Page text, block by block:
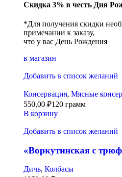
Скидка 3% в честь Дня
*Для получения скидки
примечании к заказу,
что у вас День Рождения
в магазин
Добавить в список желаний
Консервация, Мясные
550,00 ₽120 грамм
В корзину
Добавить в список желаний
«Воркутинская с
Дичь, Колбасы